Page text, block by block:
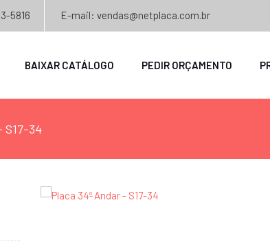
5816 E-mail: vendas@netplaca.com.br
BAIXAR CATÁLOGO PEDIR ORÇAMENTO
S17-34